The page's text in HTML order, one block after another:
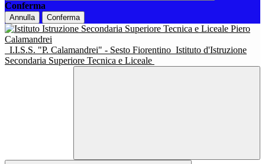
Conferma
Annulla Conferma
I.I.S.S. "P. Calamandrei" - Sesto Fiorentino Istituto d'Istruzione
Secondaria Superiore Tecnica e Liceale